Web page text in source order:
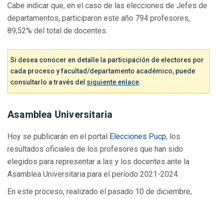
Cabe indicar que, en el caso de las elecciones de Jefes de
departamentos, participaron este año 794 profesores,
89,52% del total de docentes.
Si desea conocer en detalle la participación de electores por
cada proceso y facultad/departamento académico, puede
consultarlo a través delsiguiente enlace.
Asamblea Universitaria
Hoy se publicarán en el portal Elecciones Pucp, los
resultados oficiales de los profesores que han sido
elegidos para representar a las y los docentes ante la
Asamblea Universitaria para el período 2021-2024.
En este proceso, realizado el pasado 10 de diciembre,